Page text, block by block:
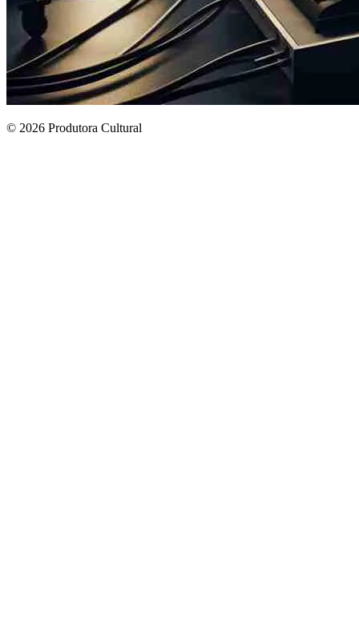
© 2026 Produtora Cultural